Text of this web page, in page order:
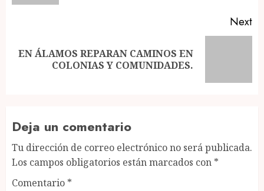
Next
Next
EN ÁLAMOS REPARAN CAMINOS EN
COLONIAS Y COMUNIDADES.
Deja un comentario
Tu dirección de correo electrónico no será publicada.
Los campos obligatorios están marcados con *
Comentario *